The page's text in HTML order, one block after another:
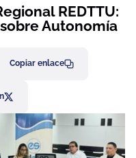
REDTTU:
Autonomía
Copiar enlace